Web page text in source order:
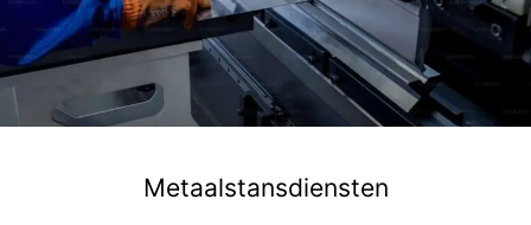
Metaalstansdiensten